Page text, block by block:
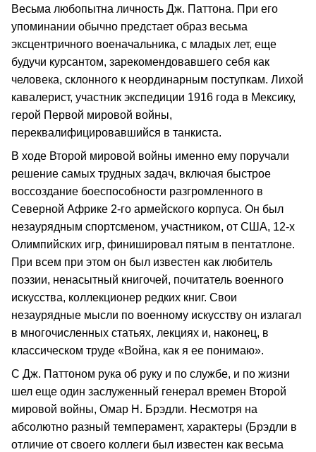
Весьма любопытна личность Дж. Паттона. При его
упоминании обычно предстает образ весьма
эксцентричного военачальника, с младых лет, еще
будучи курсантом, зарекомендовавшего себя как
человека, склонного к неординарным поступкам. Лихой
кавалерист, участник экспедиции 1916 года в Мексику,
герой Первой мировой войны,
переквалифицировавшийся в танкиста.
В ходе Второй мировой войны именно ему поручали
решение самых трудных задач, включая быстрое
воссоздание боеспособности разгромленного в
Северной Африке 2-го армейского корпуса. Он был
незаурядным спортсменом, участником, от США, 12-х
Олимпийских игр, финишировал пятым в пентатлоне.
При всем при этом он был известен как любитель
поэзии, ненасытный книгочей, почитатель военного
искусства, коллекционер редких книг. Свои
незаурядные мысли по военному искусству он излагал
в многочисленных статьях, лекциях и, наконец, в
классическом труде «Война, как я ее понимаю».
С Дж. Паттоном рука об руку и по службе, и по жизни
шел еще один заслуженный генерал времен Второй
мировой войны, Омар Н. Брэдли. Несмотря на
абсолютно разный темперамент, характеры (Брэдли в
отличие от своего коллеги был известен как весьма